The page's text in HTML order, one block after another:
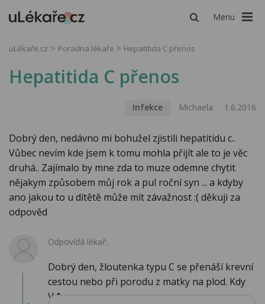
Menu
uLékaře.cz Poradna lékaře Hepatitida C přenos
Hepatitida C přenos
Infekce Michaela 1.6.2016
Dobrý den, nedávno mi bohužel zjistili hepatitidu c..
Vůbec nevím kde jsem k tomu mohla přijít ale to je věc
druhá.. Zajímalo by mne zda to muze odemne chytit
nějakym způsobem můj rok a pul roční syn ... a kdyby
ano jakou to u dítětě může mít závažnost :( děkuji za
odpověd
Odpovídá lékař:
Dobrý den, žloutenka typu C se přenáší krevní
cestou nebo při porodu z matky na plod. Kdy
V�...